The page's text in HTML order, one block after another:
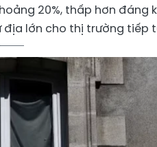
20%, thấp hơn đáng
địa lớn cho thị trường tiếp